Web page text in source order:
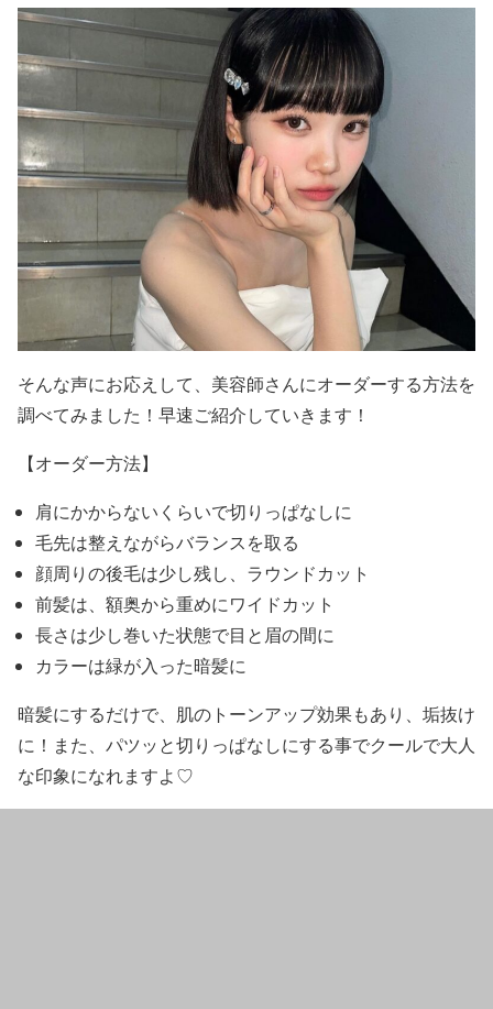
そんな声にお応えして、美容師さんにオーダーする方法を
調べてみました！早速ご紹介していきます！
【オーダー方法】
肩にかからないくらいで切りっぱなしに
毛先は整えながらバランスを取る
顔周りの後毛は少し残し、ラウンドカット
前髪は、 額奥から重めにワイドカット
長さは少し巻いた状態で目と眉の間に
カラーは緑が入った暗髪に
暗髪にするだけで、 肌のトーンアップ効果もあり、垢抜け
に！ また、パツッと切りっぱなしにする事でクールで大人
な印象になれますよ♡